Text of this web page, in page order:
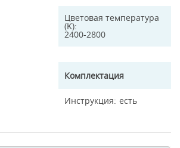
Цветовая температура
(K)
2400-2800
Комплектация
Инструкция есть